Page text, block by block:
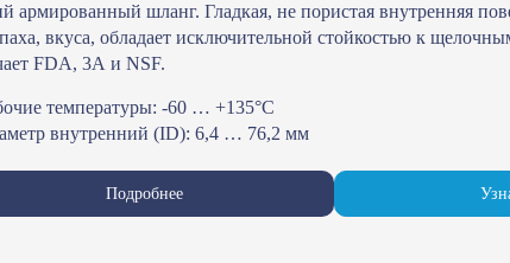
армированный шланг. Гладкая, не пористая внутренняя
вкуса, обладает исключительной стойкостью к
FDA, 3А и NSF.
температуры: -60 … +135°С
внутренний (ID): 6,4 … 76,2 мм
Подробнее